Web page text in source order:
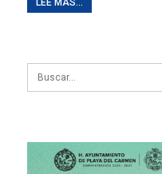
LEE MAS...